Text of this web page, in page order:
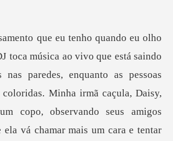
as pessoas
coloridas. Minha irmã caçula, Daisy,
copo, observando seus amigos
ela vá chamar mais u